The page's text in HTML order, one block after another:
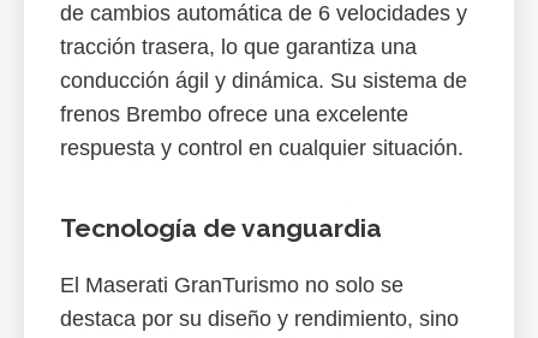
de cambios automática de 6 velocidades y
tracción trasera, lo que garantiza una
conducción ágil y dinámica. Su sistema de
frenos Brembo ofrece una excelente
respuesta y control en cualquier situación.
Tecnología de vanguardia
El Maserati GranTurismo no solo se
destaca por su diseño y rendimiento, sino